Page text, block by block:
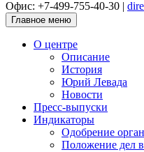
Офис: +7-499-755-40-30 |
Главное меню
О центре
Описание
История
Юрий Левада
Новости
Пресс-выпуски
Индикаторы
Одобрение
Положение дел в